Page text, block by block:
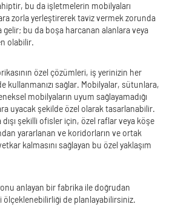
bu da işletmelerin mobilyaları
zorla yerleştirerek taviz vermek zorunda
gelir; bu da boşa harcanan alanlara veya
olabilir.
özel çözümleri, iş yerinizin her
kullanmanızı sağlar. Mobilyalar, sütunlara,
mobilyaların uyum sağlayamadığı
uyacak şekilde özel olarak tasarlanabilir.
dışı şekilli ofisler için, özel raflar veya köşe
yararlanan ve koridorların ve ortak
kalmasını sağlayan bu özel yaklaşım
anlayan bir fabrika ile doğrudan
ölçeklenebilirliği de planlayabilirsiniz.